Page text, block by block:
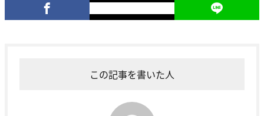
この記事を書いた人